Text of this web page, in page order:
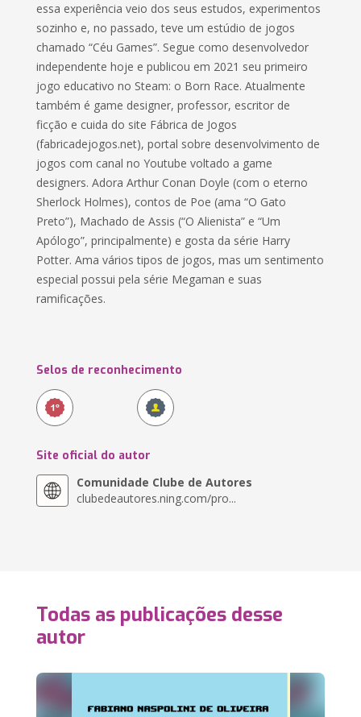
essa experiência veio dos seus estudos, experimentos
sozinho e, no passado, teve um estúdio de jogos
chamado “Céu Games”. Segue como desenvolvedor
independente hoje e publicou em 2021 seu primeiro
jogo educativo no Steam: o Born Race. Atualmente
também é game designer, professor, escritor de
ficção e cuida do site Fábrica de Jogos
(fabricadejogos.net), portal sobre desenvolvimento de
jogos com canal no Youtube voltado a game
designers. Adora Arthur Conan Doyle (com o eterno
Sherlock Holmes), contos de Poe (ama “O Gato
Preto”), Machado de Assis (“O Alienista” e “Um
Apólogo”, principalmente) e gosta da série Harry
Potter. Ama vários tipos de jogos, mas um sentimento
especial possui pela série Megaman e suas
ramificações.
Selos de reconhecimento
Site oficial do autor
Comunidade Clube de Autores
clubedeautores.ning.com/pro...
Todas as publicações desse
autor